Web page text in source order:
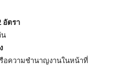
อัตรา
อความชำนาญงานในหน้าที่